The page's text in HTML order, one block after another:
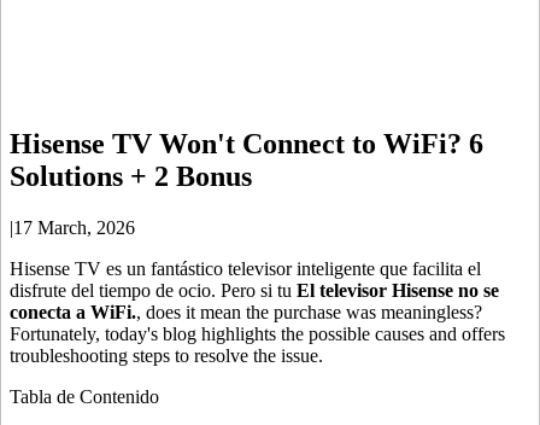
Hisense TV Won't Connect to WiFi? 6
Solutions + 2 Bonus
|17 March, 2026
Hisense TV es un fantástico televisor inteligente que facilita el
disfrute del tiempo de ocio. Pero si tu El televisor Hisense no se
conecta a WiFi., does it mean the purchase was meaningless?
Fortunately, today's blog highlights the possible causes and offers
troubleshooting steps to resolve the issue.
Tabla de Contenido